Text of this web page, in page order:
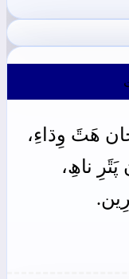
ھَٿَ وِڌاءِ،
پَٿَرِ ناھِ،